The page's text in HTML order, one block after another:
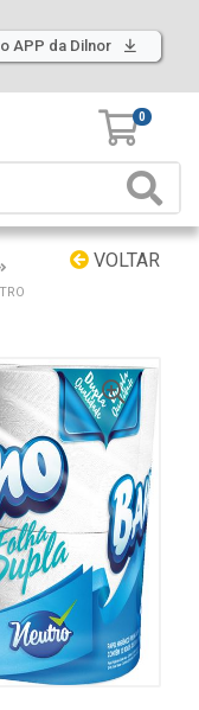
APP da Dilnor
0
VOLTAR